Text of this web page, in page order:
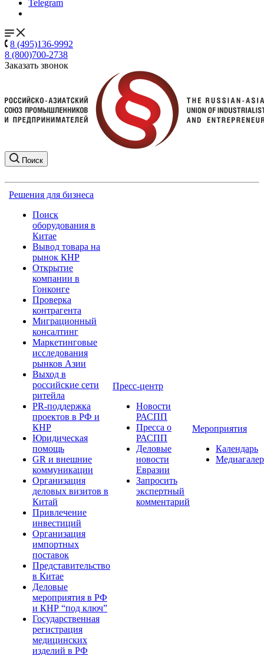
Telegram
8 (495)136-9992
8 (800)700-2738
Заказать звонок
Поиск
Решения для бизнеса
Поиск
оборудования в
Китае
Вывод товара на
рынок КНР
Открытие
компании в
Гонконге
Проверка
контрагента
Миграционный
консалтинг
Маркетинговые
исследования
рынков Азии
Выход в
российские сети
ритейла
PR-поддержка
проектов в РФ и
КНР
Юридическая
помощь
GR и внешние
коммуникации
Организация
деловых визитов в
Китай
Привлечение
инвестиций
Организация
импортных
поставок
Представительство
в Китае
Деловые
мероприятия в РФ
и КНР “под ключ”
Государственная
регистрация
медицинских
изделий в РФ
Пресс-центр
Новости
РАСПП
Пресса о
РАСПП
Деловые
новости
Евразии
Запросить
экспертный
комментарий
Мероприятия
Календарь